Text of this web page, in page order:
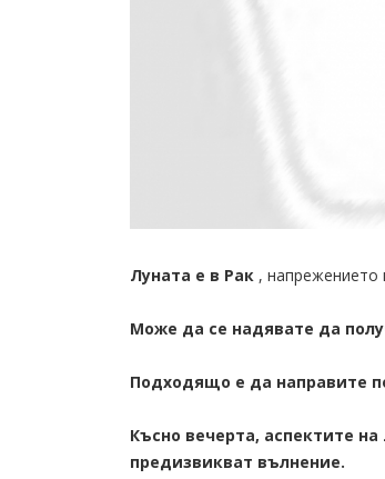
Луната e в Рак , напрежението
Може да се надявате да
Подходящо е да направите
Късно вечерта, аспектите
предизвикват вълнение.